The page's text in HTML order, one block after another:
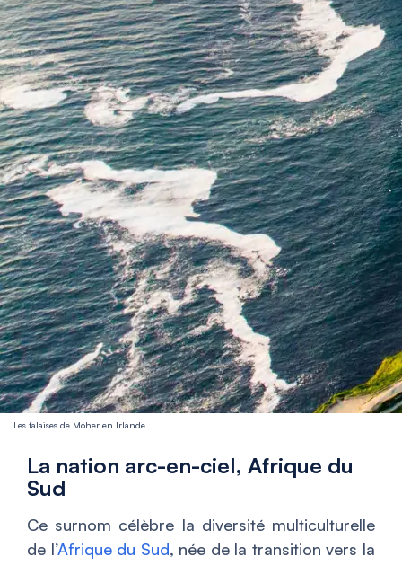
Les falaises de Moher en Irlande
La nation arc-en-ciel, Afrique du
Sud
Ce surnom célèbre la diversité multiculturelle
de l’Afrique du Sud, née de la transition vers la